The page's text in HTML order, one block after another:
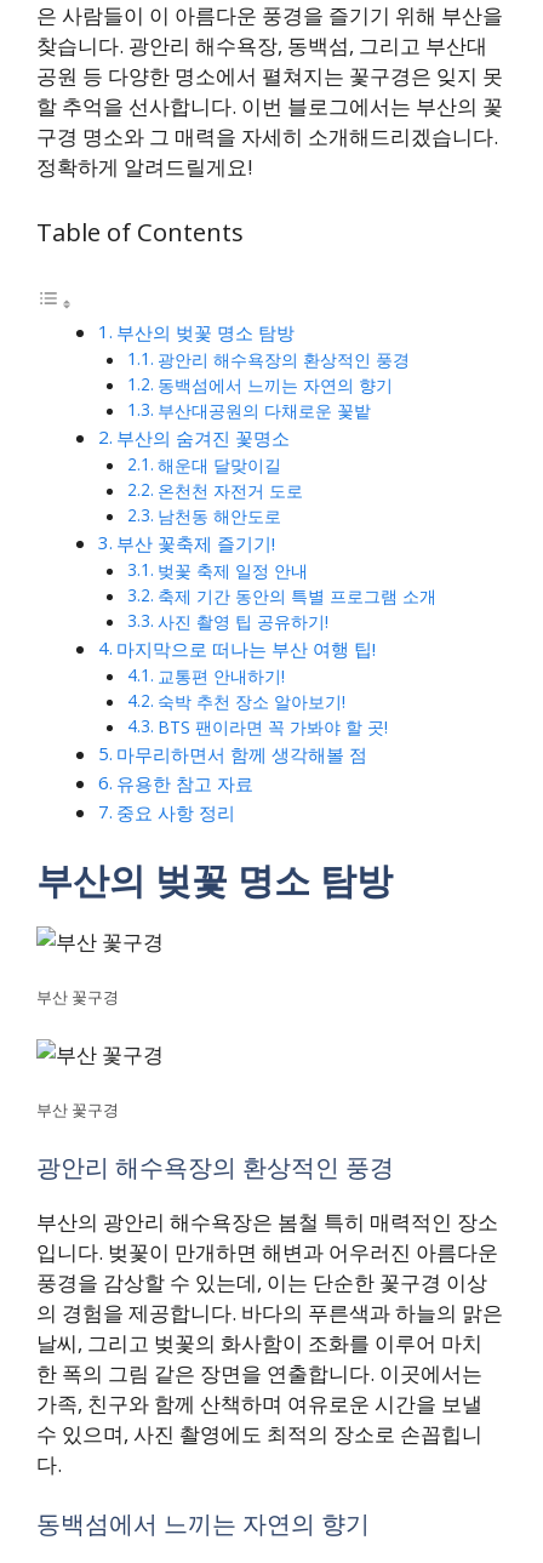
은 사람들이 이 아름다운 풍경을 즐기기 위해 부산을
찾습니다. 광안리 해수욕장, 동백섬, 그리고 부산대
공원 등 다양한 명소에서 펼쳐지는 꽃구경은 잊지 못
할 추억을 선사합니다. 이번 블로그에서는 부산의 꽃
구경 명소와 그 매력을 자세히 소개해드리겠습니다.
정확하게 알려드릴게요!
Table of Contents
부산의 벚꽃 명소 탐방
광안리 해수욕장의 환상적인 풍경
동백섬에서 느끼는 자연의 향기
부산대공원의 다채로운 꽃밭
부산의 숨겨진 꽃명소
해운대 달맞이길
온천천 자전거 도로
남천동 해안도로
부산 꽃축제 즐기기!
벚꽃 축제 일정 안내
축제 기간 동안의 특별 프로그램 소개
사진 촬영 팁 공유하기!
마지막으로 떠나는 부산 여행 팁!
교통편 안내하기!
숙박 추천 장소 알아보기!
BTS 팬이라면 꼭 가봐야 할 곳!
마무리하면서 함께 생각해볼 점
유용한 참고 자료
중요 사항 정리
부산의 벚꽃 명소 탐방
부산 꽃구경
부산 꽃구경
광안리 해수욕장의 환상적인 풍경
부산의 광안리 해수욕장은 봄철 특히 매력적인 장소
입니다. 벚꽃이 만개하면 해변과 어우러진 아름다운
풍경을 감상할 수 있는데, 이는 단순한 꽃구경 이상
의 경험을 제공합니다. 바다의 푸른색과 하늘의 맑은
날씨, 그리고 벚꽃의 화사함이 조화를 이루어 마치
한 폭의 그림 같은 장면을 연출합니다. 이곳에서는
가족, 친구와 함께 산책하며 여유로운 시간을 보낼
수 있으며, 사진 촬영에도 최적의 장소로 손꼽힙니
다.
동백섬에서 느끼는 자연의 향기